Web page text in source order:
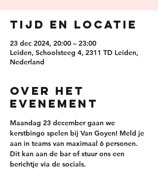
Tijd en locatie
23 dec 2024, 20:00 – 23:00
Leiden, Schoolsteeg 4, 2311 TD Leiden,
Nederland
Over het
evenement
Maandag 23 december gaan we
kerstbingo spelen bij Van Goyen! Meld je
aan in teams van maximaal 6 personen.
Dit kan aan de bar of stuur ons een
berichtje via de socials.